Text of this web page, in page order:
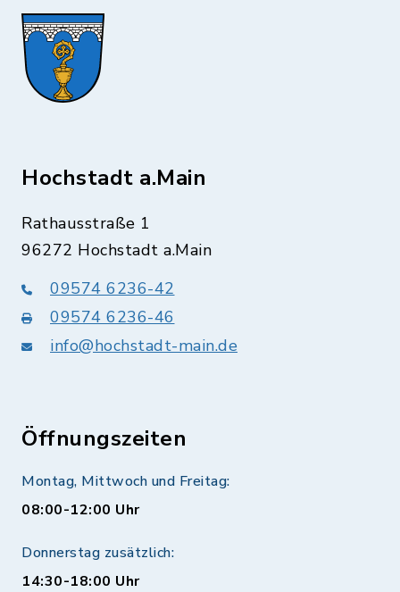
Hochstadt a.Main
Rathausstraße 1
96272 Hochstadt a.Main
09574 6236-42
09574 6236-46
info@hochstadt-main.de
Öffnungszeiten
Montag, Mittwoch und Freitag:
08:00-12:00 Uhr
Donnerstag zusätzlich:
14:30-18:00 Uhr